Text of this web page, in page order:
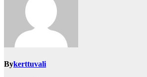
Bykerttuvali